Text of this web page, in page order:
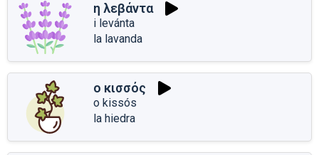
η λεβάντα
i levánta
la lavanda
ο κισσός
o kissós
la hiedra